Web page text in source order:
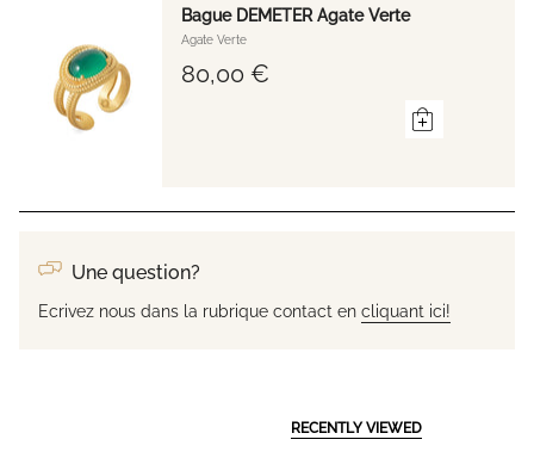
Bague DEMETER Agate Verte
Agate Verte
80,00 €
Une question?
Ecrivez nous dans la rubrique contact en cliquant ici!
RECENTLY VIEWED